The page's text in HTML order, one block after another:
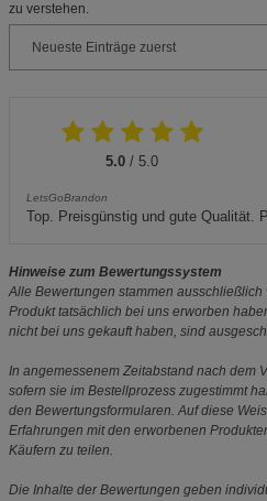
zu verstehen.
5.0 / 5.0
LetsGoBrandon
Top. Preisgünstig und gute Qualität.
Hinweise zum Bewertungssystem
Alle Bewertungen stammen
Produkt tatsächlich bei uns erworben
nicht bei uns gekauft haben, sind
In angemessenem Zeitabstand nach dem
sofern sie im Bestellprozess zugestimmt
den Bewertungsformularen. Auf diese
Erfahrungen mit den erworbenen
Käufern zu teilen.
Die Inhalte der Bewertungen geben